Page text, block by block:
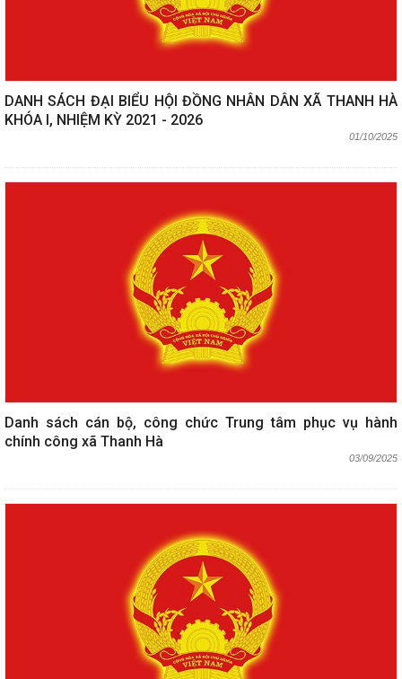
DANH SÁCH ĐẠI BIỂU HỘI ĐỒNG NHÂN DÂN XÃ THANH HÀ
KHÓA I, NHIỆM KỲ 2021 - 2026
01/10/2025
Danh sách cán bộ, công chức Trung tâm phục vụ hành
chính công xã Thanh Hà
03/09/2025